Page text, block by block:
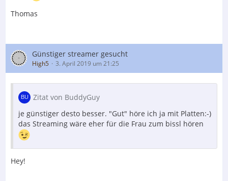
Thomas
Günstiger streamer gesucht
High5 3. April 2019 um 21:25
Zitat von BuddyGuy
je günstiger desto besser. "Gut" höre ich ja mit Platten:-)
das Streaming wäre eher für die Frau zum bissl hören
Hey!